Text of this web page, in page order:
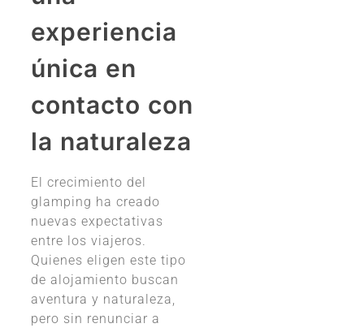
experiencia
única en
contacto con
la naturaleza
El crecimiento del
glamping ha creado
nuevas expectativas
entre los viajeros.
Quienes eligen este tipo
de alojamiento buscan
aventura y naturaleza,
pero sin renunciar a